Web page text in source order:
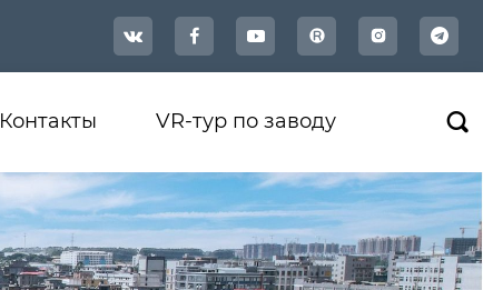
   
Контакты VR-тур по заводу 